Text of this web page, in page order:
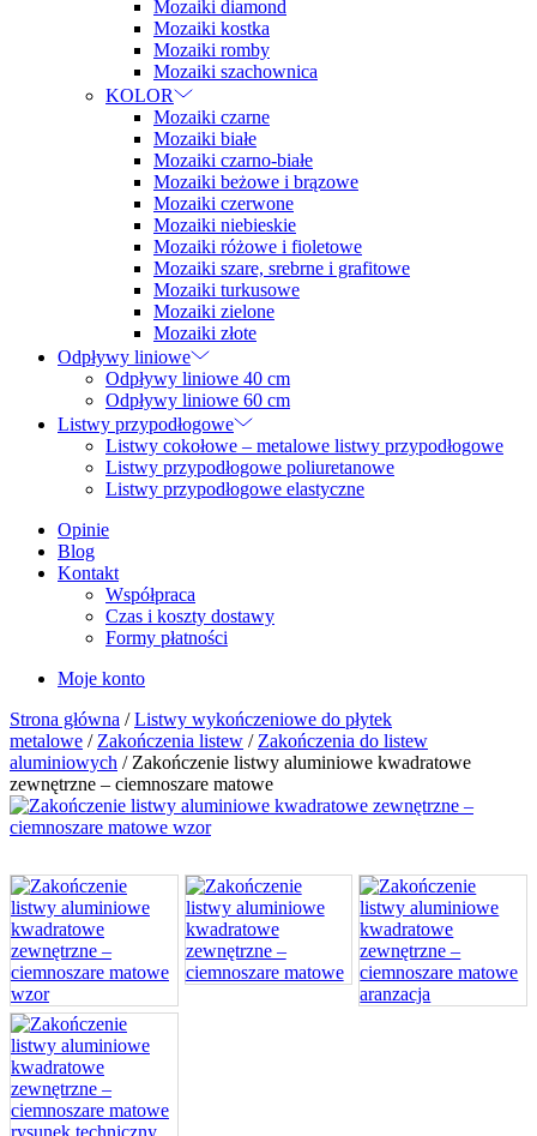
Mozaiki diamond
Mozaiki kostka
Mozaiki romby
Mozaiki szachownica
KOLOR
Mozaiki czarne
Mozaiki białe
Mozaiki czarno-białe
Mozaiki beżowe i brązowe
Mozaiki czerwone
Mozaiki niebieskie
Mozaiki różowe i fioletowe
Mozaiki szare, srebrne i grafitowe
Mozaiki turkusowe
Mozaiki zielone
Mozaiki złote
Odpływy liniowe
Odpływy liniowe 40 cm
Odpływy liniowe 60 cm
Listwy przypodłogowe
Listwy cokołowe – metalowe listwy przypodłogowe
Listwy przypodłogowe poliuretanowe
Listwy przypodłogowe elastyczne
Opinie
Blog
Kontakt
Współpraca
Czas i koszty dostawy
Formy płatności
Moje konto
Strona główna /Listwy wykończeniowe do płytek
metalowe / Zakończenia listew / Zakończenia do listew
aluminiowych / Zakończenie listwy aluminiowe kwadratowe
zewnętrzne – ciemnoszare matowe